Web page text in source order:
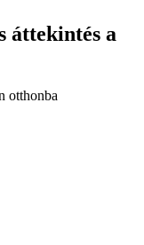
áttekintés a
otthonba